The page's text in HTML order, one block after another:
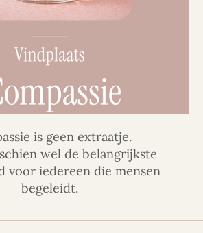
is geen extraatje.
wel de belangrijkste
voor iedereen die mensen
begeleidt.